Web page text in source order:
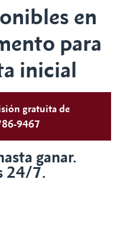
en
para
inicial
gratuita de
9467
ganar.
24/7.